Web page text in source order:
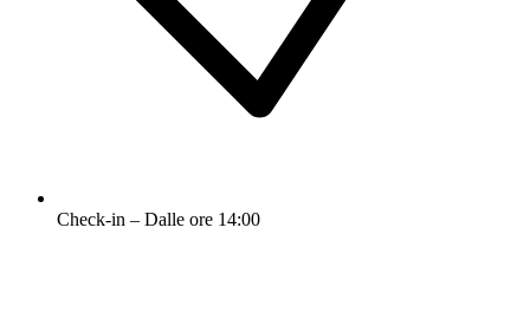
Check-in – Dalle ore 14:00